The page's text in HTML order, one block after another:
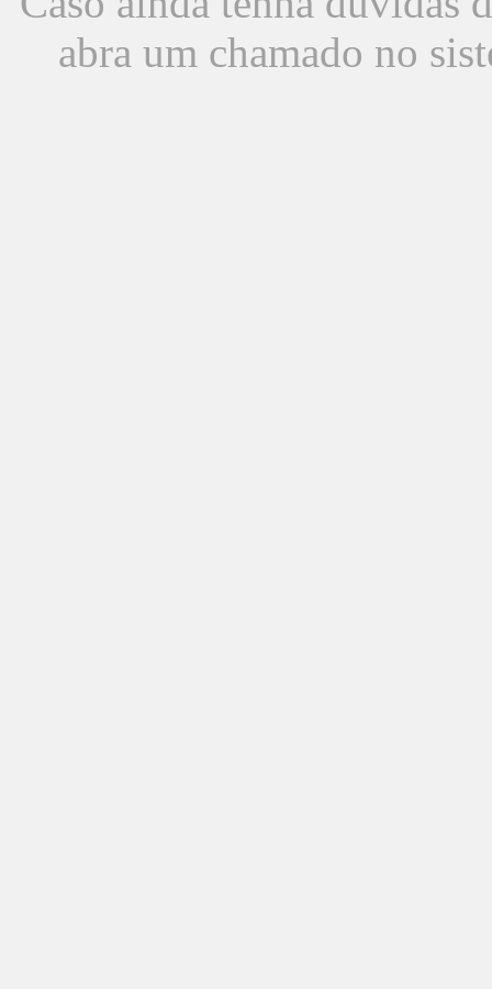
abra um chamado no